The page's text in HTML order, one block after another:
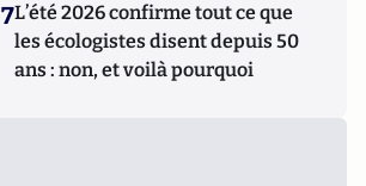
7L’été 2026 confirme tout ce que
les écologistes disent depuis 50
ans : non, et voilà pourquoi